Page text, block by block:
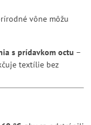
vône môžu
s prídavkom octu –
textílie bez